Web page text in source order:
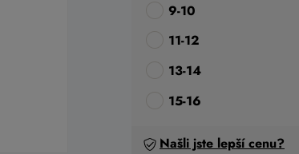
9-10
11-12
13-14
15-16
Našli jste lepší cenu?